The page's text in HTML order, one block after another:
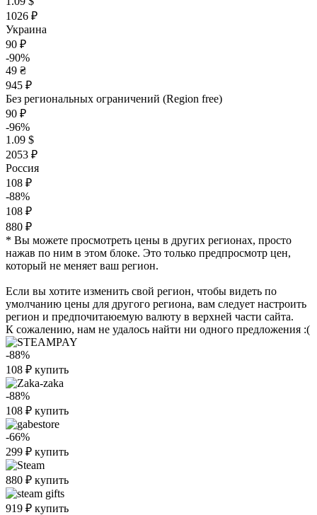
1026 ₽
Украина
90 ₽
-90%
49 ₴
945 ₽
Без региональных ограничений (Region free)
90 ₽
-96%
1.09 $
2053 ₽
Россия
108 ₽
-88%
108 ₽
880 ₽
* Вы можете просмотреть цены в других регионах, просто
нажав по ним в этом блоке. Это только предпросмотр цен,
который не меняет ваш регион.
Если вы хотите изменить свой регион, чтобы видеть по
умолчанию цены для другого региона, вам следует настроить
регион и предпочитаюемую валюту в верхней части сайта.
К сожалению, нам не удалось найти ни одного предложения :(
-88%
108 ₽ купить
-88%
108 ₽ купить
-66%
299 ₽ купить
880 ₽ купить
919 ₽ купить